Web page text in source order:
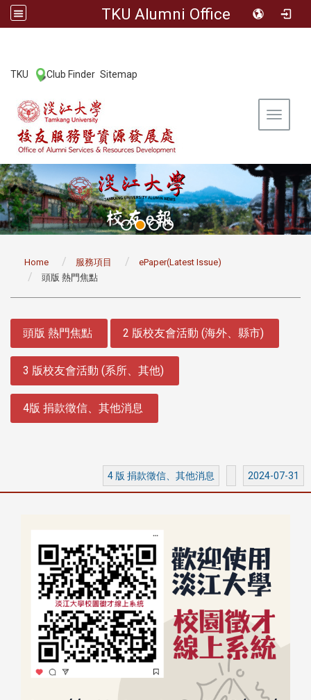
TKU Alumni Office
TKU Club Finder Sitemap
Toggle
Home 服務項目
ePaper(Latest Issue)
頭版 熱門焦點
頭版 熱門焦點 2 版校友會活動 (海外、縣市)
3 版校友會活動 (系所、其他)
4版 捐款徵信、其他消息
4 版 捐款徵信、其他消息 2024-07-31